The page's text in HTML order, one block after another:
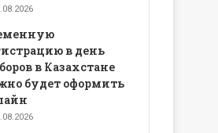
в день
в Казахстане
будет оформить